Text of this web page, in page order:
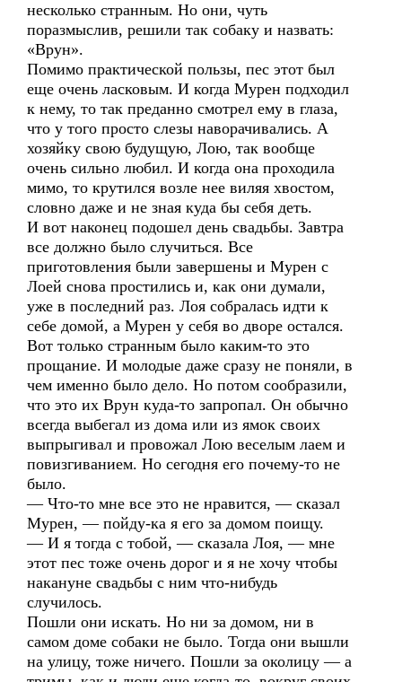
несколько странным. Но они, чуть
поразмыслив, решили так собаку и назвать:
«Врун».
Помимо практической пользы, пес этот был
еще очень ласковым. И когда Мурен подходил
к нему, то так преданно смотрел ему в глаза,
что у того просто слезы наворачивались. А
хозяйку свою будущую, Лою, так вообще
очень сильно любил. И когда она проходила
мимо, то крутился возле нее виляя хвостом,
словно даже и не зная куда бы себя деть.
И вот наконец подошел день свадьбы. Завтра
все должно было случиться. Все
приготовления были завершены и Мурен с
Лоей снова простились и, как они думали,
уже в последний раз. Лоя собралась идти к
себе домой, а Мурен у себя во дворе остался.
Вот только странным было каким-то это
прощание. И молодые даже сразу не поняли, в
чем именно было дело. Но потом сообразили,
что это их Врун куда-то запропал. Он обычно
всегда выбегал из дома или из ямок своих
выпрыгивал и провожал Лою веселым лаем и
повизгиванием. Но сегодня его почему-то не
было.
— Что-то мне все это не нравится, — сказал
Мурен, — пойду-ка я его за домом поищу.
— И я тогда с тобой, — сказала Лоя, — мне
этот пес тоже очень дорог и я не хочу чтобы
накануне свадьбы с ним что-нибудь
случилось.
Пошли они искать. Но ни за домом, ни в
самом доме собаки не было. Тогда они вышли
на улицу, тоже ничего. Пошли за околицу — а